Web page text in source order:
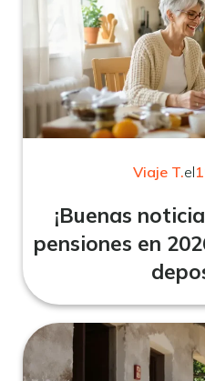
Viaje T.el
¡Buenas
pensiones en